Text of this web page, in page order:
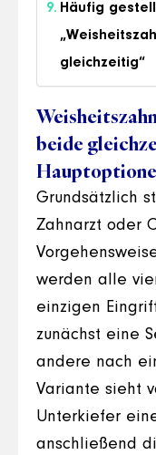
Häufig
gleichzeitig“
beide
Grundsätzlich
Zahnarzt oder
werden alle
einzigen
zunächst eine
andere nach
Variante sieht
Unterkiefer
anschließend